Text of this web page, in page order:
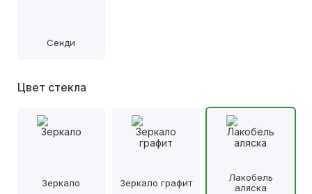
Сенди
Цвет стекла
Зеркало Зеркало графит
Лакобель
аляска